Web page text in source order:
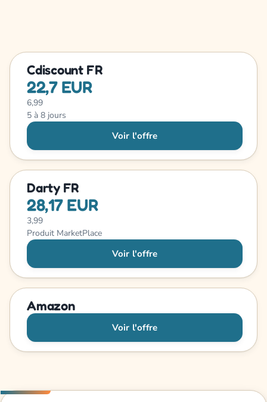
Cdiscount FR
22,7 EUR
6,99
5 à 8 jours
Voir l'offre
Darty FR
28,17 EUR
3,99
Produit MarketPlace
Voir l'offre
Amazon
Voir l'offre